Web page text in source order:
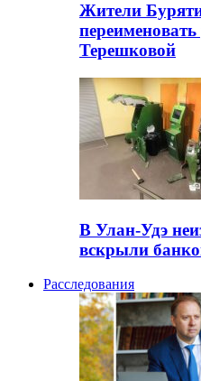
Жители
Терешковой
В Улан-Удэ
вскрыли
Расследования